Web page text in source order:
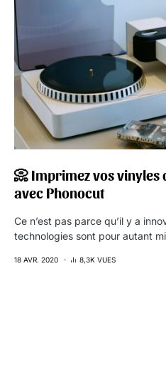
📀 Imprimez vos vinyles
avec Phonocut
Ce n’est pas parce qu’il y a
technologies sont pour autant
18 AVR. 2020 8,3K VUES